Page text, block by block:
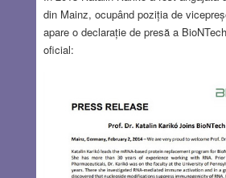
din Mainz, ocupând poziția de
apare o declarație de presă a
oficial: